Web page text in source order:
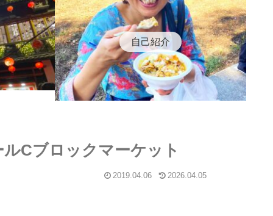
自己紹介
Cブロックマーケット
2019.04.06 2026.04.05